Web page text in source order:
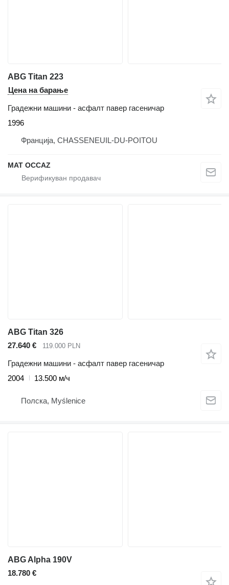
ABG Titan 223
Цена на барање
Градежни машини - асфалт павер гасеничар
1996
Франција, CHASSENEUIL-DU-POITOU
MAT OCCAZ
ABG Titan 326
27.640 €
119.000 PLN
Градежни машини - асфалт павер гасеничар
2004
13.500 м/ч
Полска, Myślenice
ABG Alpha 190V
18.780 €